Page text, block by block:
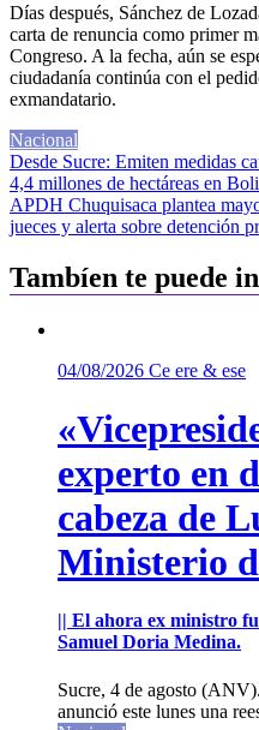
Días después, Sánchez de
carta de renuncia como primer
Congreso. A la fecha, aún se
ciudadanía continúa con el
exmandatario.
Nacional
Navegación
de
entradas
Desde Sucre: Emiten medidas
4,4 millones de hectáreas en
APDH Chuquisaca plantea
jueces y alerta sobre detención
Tambíen te puede
04/08/2026 Ce ere & ese
experto en
cabeza de
Ministerio
|| El ahora ex ministro
Samuel Doria Medina.
Sucre, 4 de agosto
anunció este lunes una